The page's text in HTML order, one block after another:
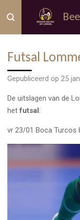
direct
naar
hoofdinhoud
Futsal
Gepubliceerd op 25
De uitslagen van de
hetfutsal:
vr 23/01 Boca Turcos